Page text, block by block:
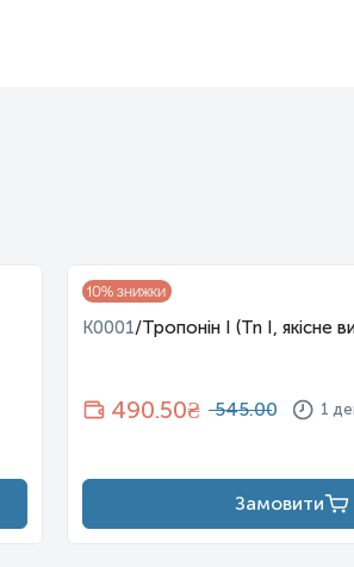
10% знижки
K0001/Тропонін I (Tn I, якісне
490.50₴ 545.00 1
Замовити